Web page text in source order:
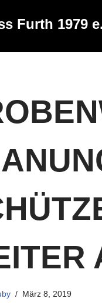
Furth 1979
März 8, 2019